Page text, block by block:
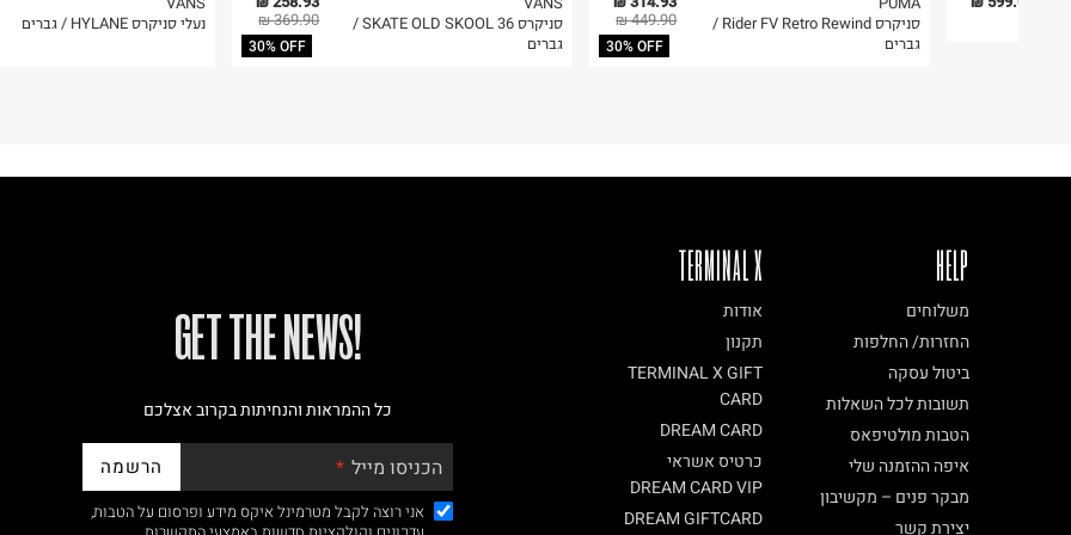
קריית שדה התעופה
ח.פ. 515722536
נעלי סניקרס HYLANE / גברים
369.90 ₪
30% OFF
סניקרס SKATE OLD SKOOL 36 /
גברים
449.90 ₪
30% OFF
סניקרס Rider FV Retro Rewind /
גברים
!GET THE NEWS
כל ההמראות והנחיתות בקרוב אצלכם
הכניסו מייל הרשמה
אני רוצה לקבל מטרמינל איקס מידע ופרסום על הטבות,
TERMINAL X
אודות
תקנון
TERMINAL X GIFT
CARD
DREAM CARD
כרטיס אשראי
DREAM CARD VIP
DREAM GIFTCARD
HELP
משלוחים
החזרות/ החלפות
ביטול עסקה
תשובות לכל השאלות
הטבות מולטיפאס
איפה ההזמנה שלי
מבקר פנים – מקשיבון
יצירת קשר